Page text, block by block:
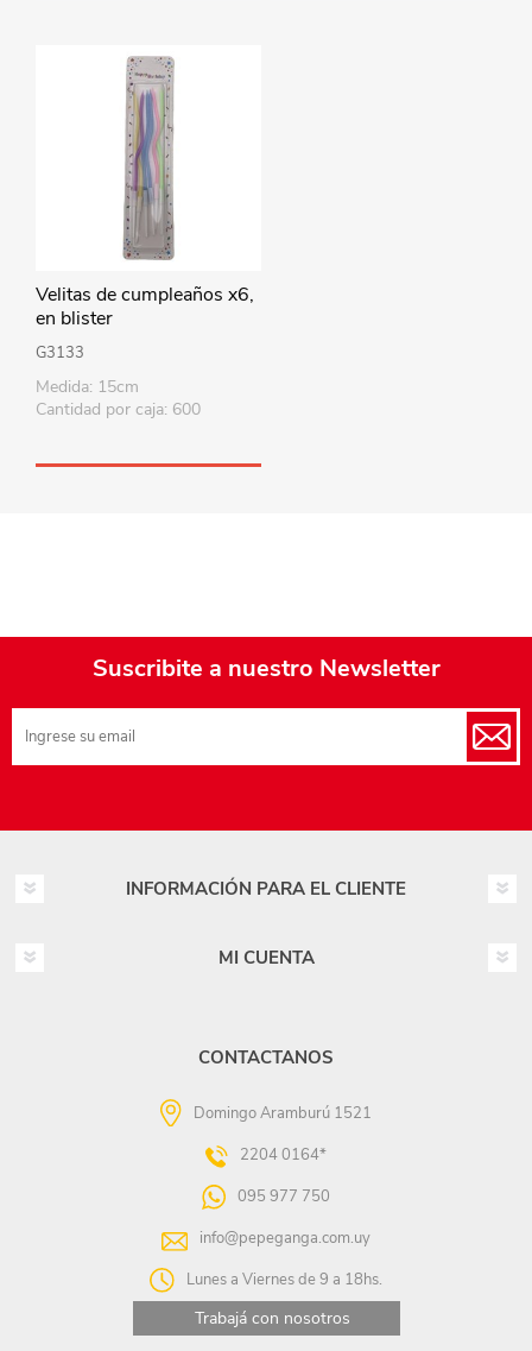
Velitas de cumpleaños x6,
en blister
G3133
Medida: 15cm
Cantidad por caja: 600
Suscribite a nuestro Newsletter
INFORMACIÓN PARA EL CLIENTE
MI CUENTA
CONTACTANOS
Domingo Aramburú 1521
2204 0164*
095 977 750
info@pepeganga.com.uy
Lunes a Viernes de 9 a 18hs.
Trabajá con nosotros